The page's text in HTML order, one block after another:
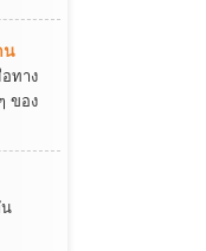
น
ทาง
ของ
น